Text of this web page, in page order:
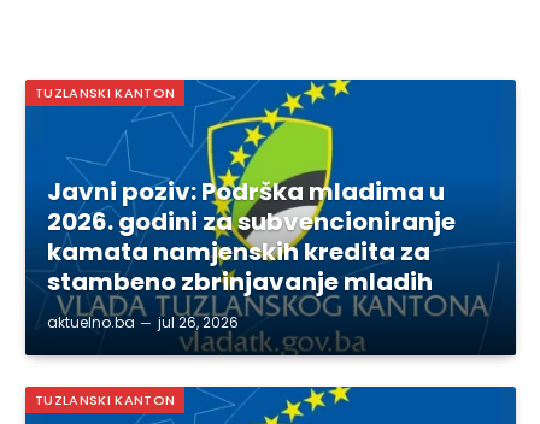
TUZLANSKI KANTON
Javni poziv: Podrška mladima u
2026. godini za subvencioniranje
kamata namjenskih kredita za
stambeno zbrinjavanje mladih
aktuelno.ba jul 26, 2026
TUZLANSKI KANTON